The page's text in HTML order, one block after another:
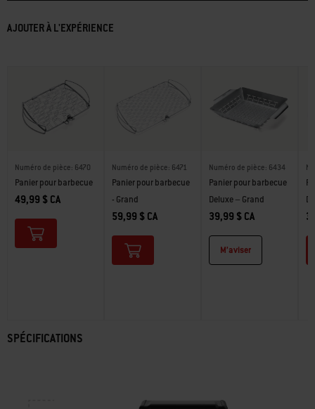
AJOUTER À L'EXPÉRIENCE
Numéro de pièce: 6470
Panier pour barbecue
49,99 $ CA
Numéro de pièce: 6471
Panier pour barbecue
- Grand
59,99 $ CA
Numéro de pièce: 6434
Panier pour barbecue
Deluxe – Grand
39,99 $ CA
M’aviser
SPÉCIFICATIONS